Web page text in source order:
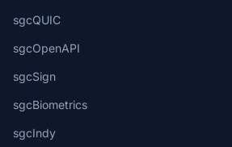
sgcQUIC
sgcOpenAPI
sgcSign
sgcBiometrics
sgcIndy